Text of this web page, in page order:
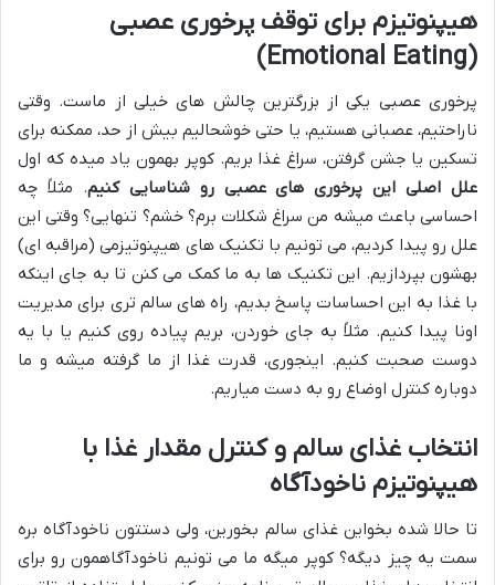
هیپنوتیزم برای توقف پرخوری عصبی
(Emotional Eating)
پرخوری عصبی یکی از بزرگترین چالش های خیلی از ماست. وقتی
ناراحتیم، عصبانی هستیم، یا حتی خوشحالیم بیش از حد، ممکنه برای
تسکین یا جشن گرفتن، سراغ غذا بریم. کوپر بهمون یاد میده که اول
علل اصلی این پرخوری های عصبی رو شناسایی کنیم. مثلاً چه
احساسی باعث میشه من سراغ شکلات برم؟ خشم؟ تنهایی؟ وقتی این
علل رو پیدا کردیم، می تونیم با تکنیک های هیپنوتیزمی (مراقبه ای)
بهشون بپردازیم. این تکنیک ها به ما کمک می کنن تا به جای اینکه
با غذا به این احساسات پاسخ بدیم، راه های سالم تری برای مدیریت
اونا پیدا کنیم. مثلاً به جای خوردن، بریم پیاده روی کنیم یا با یه
دوست صحبت کنیم. اینجوری، قدرت غذا از ما گرفته میشه و ما
دوباره کنترل اوضاع رو به دست میاریم.
انتخاب غذای سالم و کنترل مقدار غذا با
هیپنوتیزم ناخودآگاه
تا حالا شده بخواین غذای سالم بخورین، ولی دستتون ناخودآگاه بره
سمت یه چیز دیگه؟ کوپر میگه ما می تونیم ناخودآگاهمون رو برای